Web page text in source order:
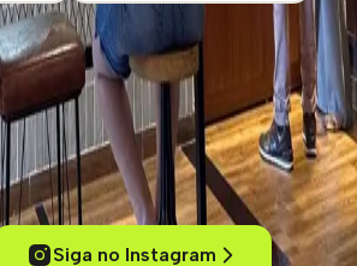
jeito inteligente
amantes de café, acesse conteúdos
pelo mundo e mergulhe no universo
Siga no Instagram